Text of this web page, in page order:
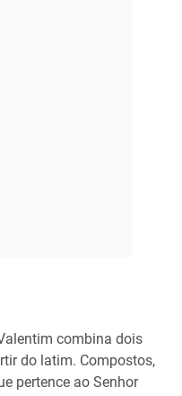
combina dois
do latim. Compostos,
pertence ao Senhor